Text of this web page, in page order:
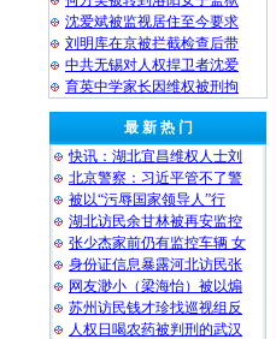
沈爱斌被监视居住至今要求
刘明库在京被拦截检查后带
中共无锡对人权捍卫者沈爱
育英中学家长因维权被刑拘
最 新 热 门
快讯：湖北宜昌维权人士刘
北京警察：习近平管不了警
被以“污辱国家领导人”行
湖北访民余甘林被再安监控
张少杰家前仍有监控车辆 女
身份证信息暴露河北访民张
网友渺小（梁海怡）被以煽
苏州访民钱才珍找巡视组反
人权日喝农药被判刑的武汉